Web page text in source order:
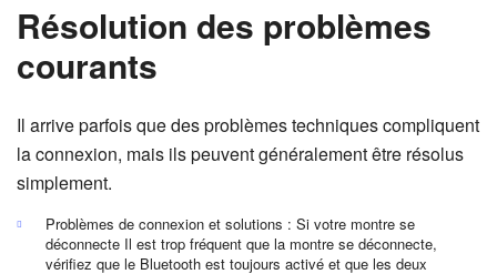
Résolution des problèmes
courants
Il arrive parfois que des problèmes techniques compliquent
la connexion, mais ils peuvent généralement être résolus
simplement.
Problèmes de connexion et solutions : Si votre montre se
déconnecte Il est trop fréquent que la montre se déconnecte,
vérifiez que le Bluetooth est toujours activé et que les deux